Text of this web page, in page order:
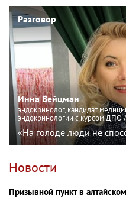
Разговор
Инна Вейцман
эндокринолог, кандидат
эндокринологии с курсом ДПО
«На голоде люди не
Новости
Призывной пункт в